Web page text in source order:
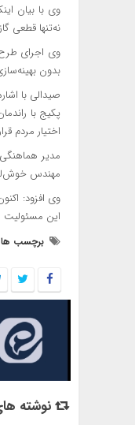
وی با بیان
نه‌تنها قطعی
وی اجرای
بدون
صیدالی با
پکیج با
اختیار مردم
مدیر
مهندس
وی افزود:
این مسئولیت
برچسب
نوشته